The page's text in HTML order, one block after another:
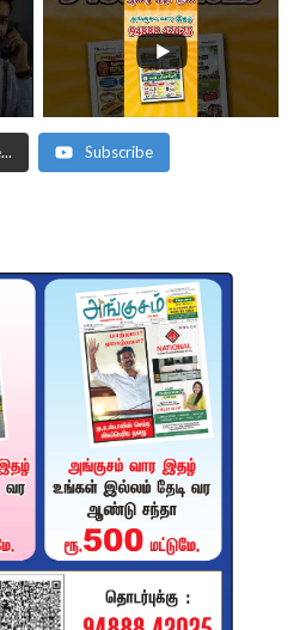
Subscribe